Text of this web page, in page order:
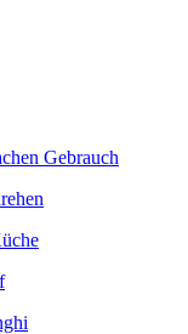
Gebrauch